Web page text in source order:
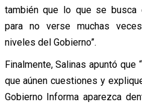
también que lo que se
para no verse muchas
niveles del Gobierno”.
Finalmente, Salinas apuntó
que aúnen cuestiones y
Gobierno Informa aparezca